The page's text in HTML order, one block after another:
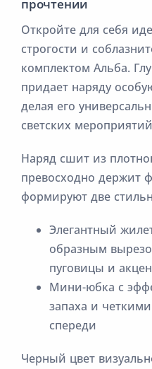
прочтении
Откройте для себя
строгости и
комплектом Альба.
придает наряду
делая его
светских
Наряд сшит из
превосходно держит
формируют две
Элегантный
образным
пуговицы и
Мини-юбка с
запаха и
спереди
Черный цвет